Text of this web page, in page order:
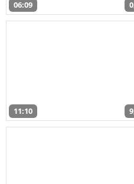
06:09
11:10